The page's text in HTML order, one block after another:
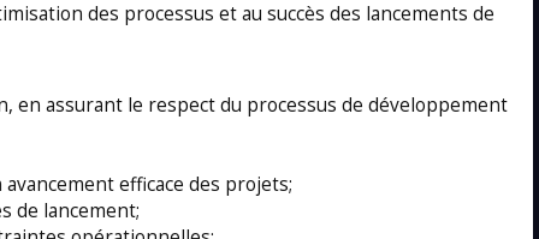
des processus et au succès des lancements de
en assurant le respect du processus de développement
efficace des projets;
de lancement;
Community